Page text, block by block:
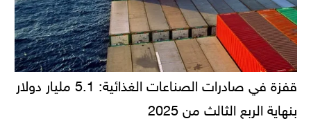
قفزة في صادرات الصناعات الغذائية: 5.1 مليار دولار
بنهاية الربع الثالث من 2025